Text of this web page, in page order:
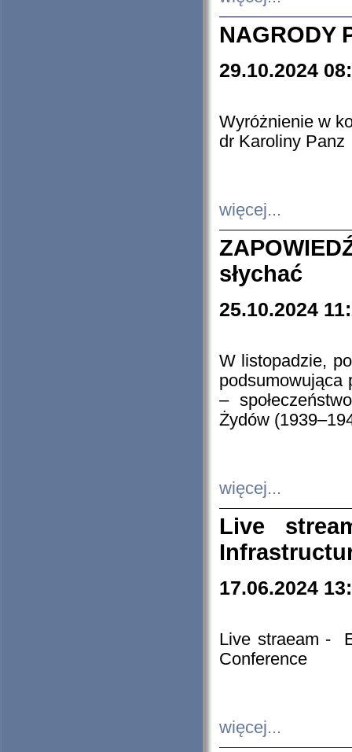
NAGRODY
29.10.2024
Wyróżnienie w
dr Karoliny Panz
więcej...
słychać
25.10.2024
W listopadzie,
podsumowująca
–
Żydów
więcej...
Live
17.06.2024
Live straeam -
Conference
więcej...